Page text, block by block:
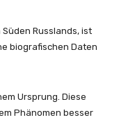
Russlands, ist
biografischen Daten
Ursprung. Diese
Phänomen besser